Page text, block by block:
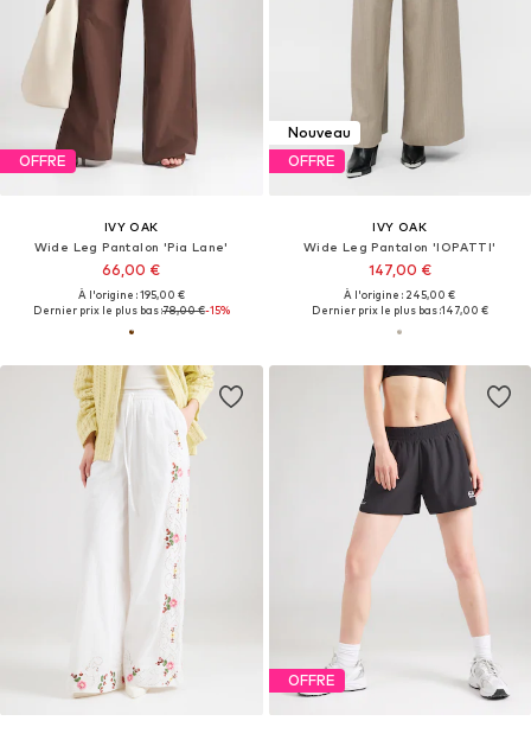
OFFRE
IVY OAK
Wide Leg Pantalon 'Pia Lane'
66,00 €
À l'origine : 195,00 €
Dernier prix le plus bas :78,00 €-15%
Nouveau
OFFRE
IVY OAK
Wide Leg Pantalon 'IOPATTI'
147,00 €
À l'origine : 245,00 €
Dernier prix le plus bas :147,00 €
OFFRE